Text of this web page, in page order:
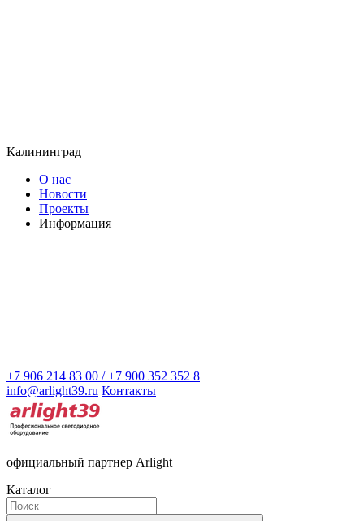
Калининград
О нас
Новости
Проекты
Информация
+7 906 214 83 00 / +7 900 352 352 8
info@arlight39.ru Контакты
официальный партнер Arlight
Каталог